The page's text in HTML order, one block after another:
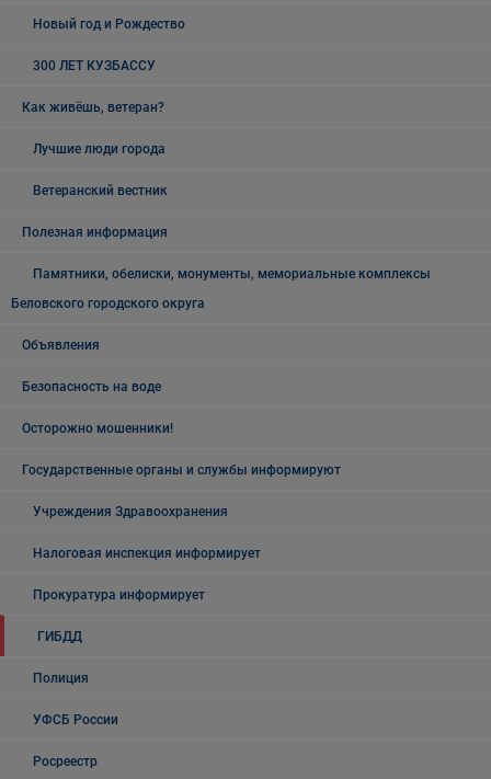
Новый год и Рождество
300 ЛЕТ КУЗБАССУ
Как живёшь, ветеран?
Лучшие люди города
Ветеранский вестник
Полезная информация
Памятники, обелиски, монументы, мемориальные комплексы
Беловского городского округа
Объявления
Безопасность на воде
Осторожно мошенники!
Государственные органы и службы информируют
Учреждения Здравоохранения
Налоговая инспекция информирует
Прокуратура информирует
ГИБДД
Полиция
УФСБ России
Росреестр